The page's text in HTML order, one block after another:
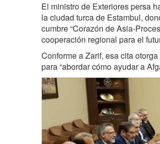
El ministro de Exteriores persa
la ciudad turca de Estambul,
cumbre “Corazón de Asia-
cooperación regional para el
Conforme a Zarif, esa cita
para “abordar cómo ayudar a